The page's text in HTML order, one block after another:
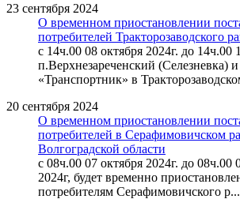
23 сентября 2024
О временном приостановлении
потребителей Тракторозаводского
с 14ч.00 08 октября 2024г. до 14ч.00
п.Верхнезареченский (Селезневка)
«Транспортник» в
20 сентября 2024
О временном приостановлении
потребителей в Серафимовичском
Волгоградской области
с 08ч.00 07 октября 2024г. до 08ч.00
2024г, будет временно
потребителям Серафимовичского р...